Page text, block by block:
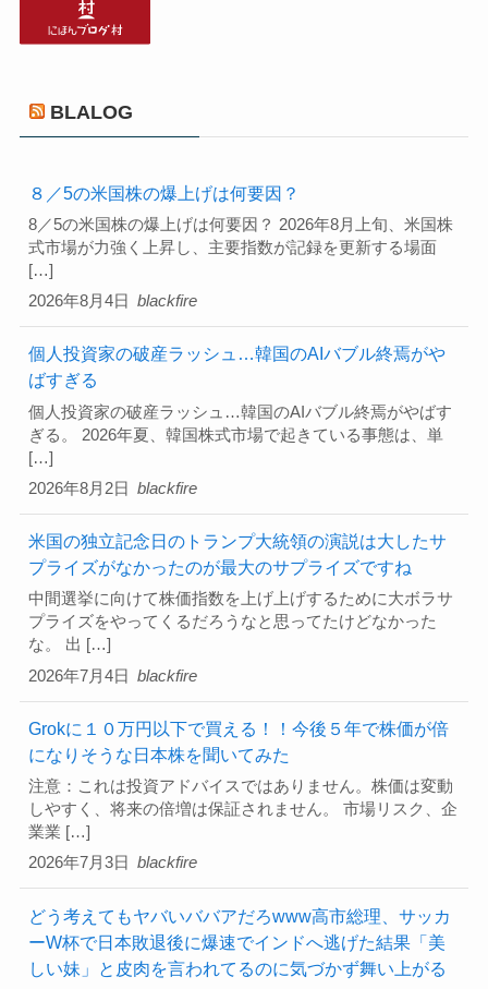
BLALOG
８／5の米国株の爆上げは何要因？
2026年8月4日
8／5の米国株の爆上げは何要因？ 2026年8月上旬、米国株
式市場が力強く上昇し、主要指数が記録を更新する場面
[…]
blackfire
個人投資家の破産ラッシュ…韓国のAIバブル終焉がや
ばすぎる
2026年8月2日
個人投資家の破産ラッシュ…韓国のAIバブル終焉がやばす
ぎる。 2026年夏、韓国株式市場で起きている事態は、単
[…]
blackfire
米国の独立記念日のトランプ大統領の演説は大したサ
プライズがなかったのが最大のサプライズですね
2026年7月4日
中間選挙に向けて株価指数を上げ上げするために大ボラサ
プライズをやってくるだろうなと思ってたけどなかった
な。 出 […]
blackfire
Grokに１０万円以下で買える！！今後５年で株価が倍
になりそうな日本株を聞いてみた
2026年7月3日
注意：これは投資アドバイスではありません。株価は変動
しやすく、将来の倍増は保証されません。 市場リスク、企
業業 […]
blackfire
どう考えてもヤバいババアだろwww高市総理、サッカ
ーW杯で日本敗退後に爆速でインドへ逃げた結果「美
しい妹」と皮肉を言われてるのに気づかず舞い上がる